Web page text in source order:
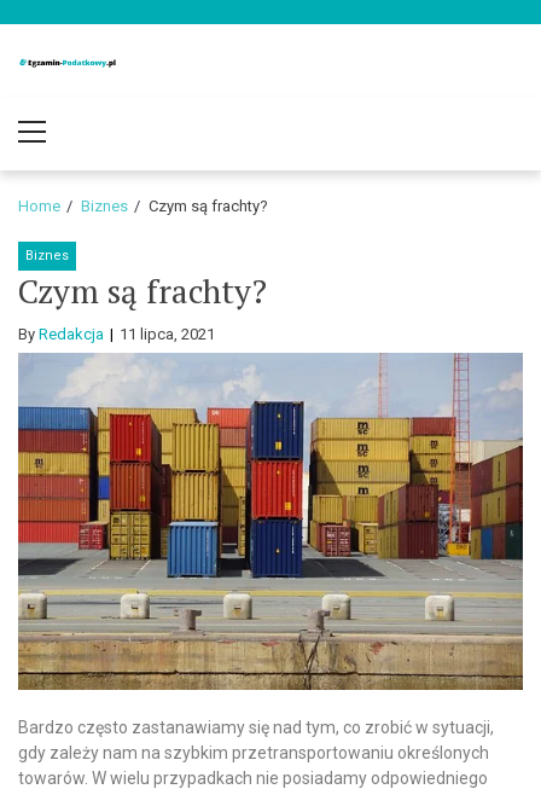
navigation
content
Podatkowy.pl
Menu
Home Biznes Czym są frachty?
Biznes
Czym są frachty?
By Redakcja 11 lipca, 2021
Bardzo często zastanawiamy się nad tym, co zrobić w sytuacji,
gdy zależy nam na szybkim przetransportowaniu określonych
towarów. W wielu przypadkach nie posiadamy odpowiedniego